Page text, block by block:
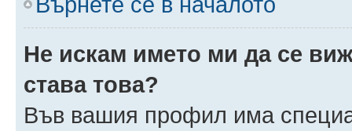
Не искам името ми да се
става това?
Във вашия профил има